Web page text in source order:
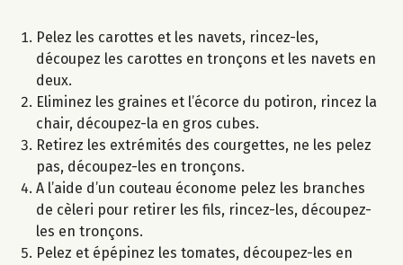
Pelez les carottes et les navets, rincez-les,
découpez les carottes en tronçons et les navets en
deux.
Eliminez les graines et l’écorce du potiron, rincez la
chair, découpez-la en gros cubes.
Retirez les extrémités des courgettes, ne les pelez
pas, découpez-les en tronçons.
A l’aide d’un couteau économe pelez les branches
de cèleri pour retirer les fils, rincez-les, découpez-
les en tronçons.
Pelez et épépinez les tomates, découpez-les en